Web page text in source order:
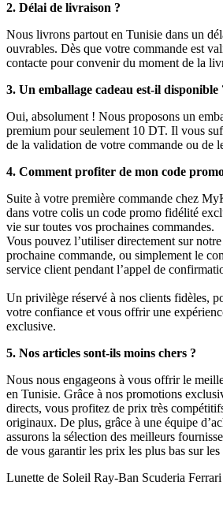
2. Délai de livraison ?
Nous livrons partout en Tunisie dans un
ouvrables. Dès que votre commande est
contacte pour convenir du moment de la
3. Un emballage cadeau est-il disponible
Oui, absolument ! Nous proposons un
premium pour seulement 10 DT. Il vous
de la validation de votre commande ou de
4. Comment profiter de mon code
Suite à votre première commande chez
dans votre colis un code promo fidélité
vie sur toutes vos prochaines commandes.
Vous pouvez l’utiliser directement sur
prochaine commande, ou simplement le
service client pendant l’appel de
Un privilège réservé à nos clients fidèles,
votre confiance et vous offrir une
exclusive.
5. Nos articles sont-ils moins chers ?
Nous nous engageons à vous offrir le
en Tunisie. Grâce à nos promotions
directs, vous profitez de prix très
originaux. De plus, grâce à une équipe
assurons la sélection des meilleurs
de vous garantir les prix les plus bas sur
Lunette de Soleil Ray-Ban Scuderia